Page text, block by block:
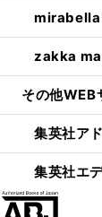
mirabella
zakka
その他WEB
集英社ア
集英社エ